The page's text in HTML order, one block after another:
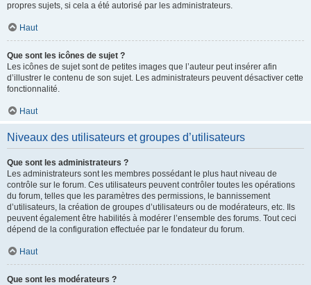
propres sujets, si cela a été autorisé par les administrateurs.
Haut
Que sont les icônes de sujet ?
Les icônes de sujet sont de petites images que l’auteur peut insérer afin
d’illustrer le contenu de son sujet. Les administrateurs peuvent désactiver cette
fonctionnalité.
Haut
Niveaux des utilisateurs et groupes d’utilisateurs
Que sont les administrateurs ?
Les administrateurs sont les membres possédant le plus haut niveau de
contrôle sur le forum. Ces utilisateurs peuvent contrôler toutes les opérations
du forum, telles que les paramètres des permissions, le bannissement
d’utilisateurs, la création de groupes d’utilisateurs ou de modérateurs, etc. Ils
peuvent également être habilités à modérer l’ensemble des forums. Tout ceci
dépend de la configuration effectuée par le fondateur du forum.
Haut
Que sont les modérateurs ?